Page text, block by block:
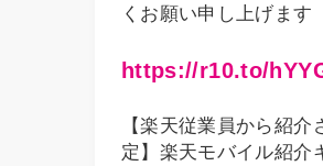
くお願い申し上げます
https://r10.to/
【楽天従業員から紹介
定】楽天モバイル紹介